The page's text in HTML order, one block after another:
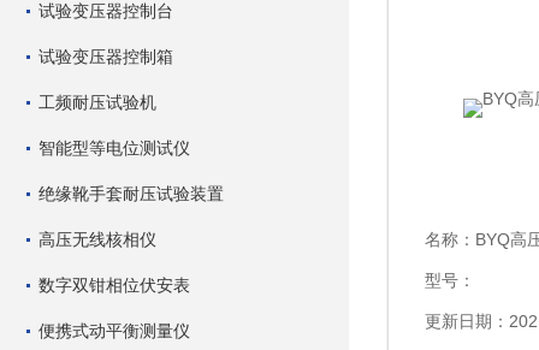
试验变压器控制台
试验变压器控制箱
工频耐压试验机
智能型等电位测试仪
绝缘靴手套耐压试验装置
高压无线核相仪
数字双钳相位伏安表
便携式动平衡测量仪
名称： BYQ高
型号：
更新日期：